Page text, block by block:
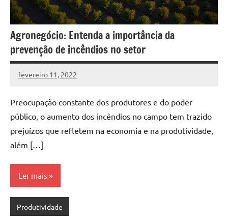
Agronegócio: Entenda a importância da
prevenção de incêndios no setor
fevereiro 11, 2022
DafoBrasil
Nenhum
Preocupação constante dos produtores e do poder
público, o aumento dos incêndios no campo tem trazido
prejuízos que refletem na economia e na produtividade,
além […]
Ler mais
Produtividade